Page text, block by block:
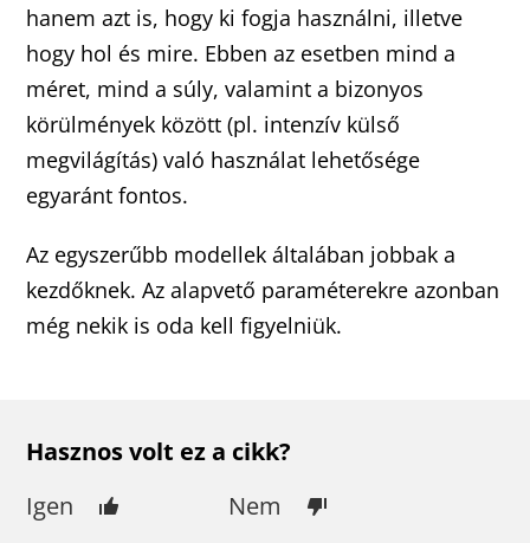
hanem azt is, hogy ki fogja használni, illetve
hogy hol és mire. Ebben az esetben mind a
méret, mind a súly, valamint a bizonyos
körülmények között (pl. intenzív külső
megvilágítás) való használat lehetősége
egyaránt fontos.
Az egyszerűbb modellek általában jobbak a
kezdőknek. Az alapvető paraméterekre azonban
még nekik is oda kell figyelniük.
Hasznos volt ez a cikk?
Igen
Nem